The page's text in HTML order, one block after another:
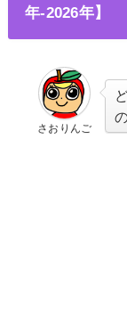
年-2026年】
さおりんご